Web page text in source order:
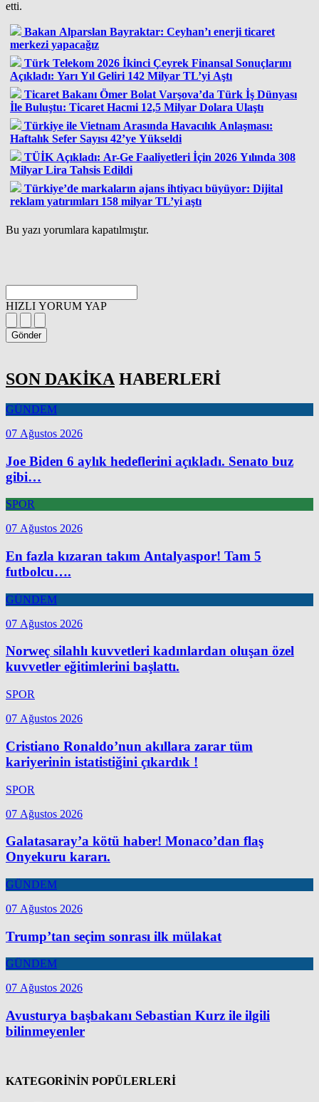
etti.
Bakan Alparslan Bayraktar: Ceyhan’ı enerji ticaret
merkezi yapacağız
Türk Telekom 2026 İkinci Çeyrek Finansal Sonuçlarını
Açıkladı: Yarı Yıl Geliri 142 Milyar TL’yi Aştı
Ticaret Bakanı Ömer Bolat Varşova’da Türk İş Dünyası
İle Buluştu: Ticaret Hacmi 12,5 Milyar Dolara Ulaştı
Türkiye ile Vietnam Arasında Havacılık Anlaşması:
Haftalık Sefer Sayısı 42’ye Yükseldi
TÜİK Açıkladı: Ar-Ge Faaliyetleri İçin 2026 Yılında 308
Milyar Lira Tahsis Edildi
Türkiye’de markaların ajans ihtiyacı büyüyor: Dijital
reklam yatırımları 158 milyar TL’yi aştı
Bu yazı yorumlara kapatılmıştır.
HIZLI YORUM YAP
Gönder
SON DAKİKA HABERLERİ
GÜNDEM
07 Ağustos 2026
Joe Biden 6 aylık hedeflerini açıkladı. Senato buz
gibi…
SPOR
07 Ağustos 2026
En fazla kızaran takım Antalyaspor! Tam 5
futbolcu….
GÜNDEM
07 Ağustos 2026
Norweç silahlı kuvvetleri kadınlardan oluşan özel
kuvvetler eğitimlerini başlattı.
SPOR
07 Ağustos 2026
Cristiano Ronaldo’nun akıllara zarar tüm
kariyerinin istatistiğini çıkardık !
SPOR
07 Ağustos 2026
Galatasaray’a kötü haber! Monaco’dan flaş
Onyekuru kararı.
GÜNDEM
07 Ağustos 2026
Trump’tan seçim sonrası ilk mülakat
GÜNDEM
07 Ağustos 2026
Avusturya başbakanı Sebastian Kurz ile ilgili
bilinmeyenler
KATEGORİNİN POPÜLERLERİ